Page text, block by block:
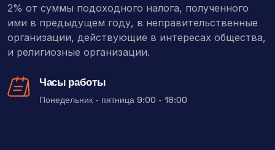
2% от суммы подоходного налога, полученного
ими в предыдущем году, в неправительственные
организации, действующие в интересах общества,
и религиозные организации.
Часы работы
Понедельник - пятница 9:00 - 18:00